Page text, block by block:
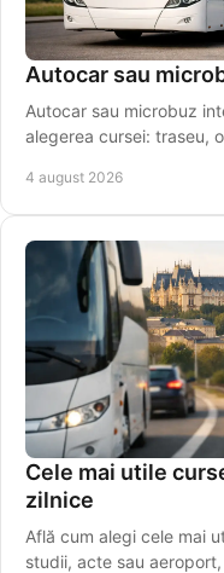
Autocar sau
Autocar sau microbuz
alegerea cursei: traseu,
4 august 2026
Cele mai utile
zilnice
Află cum alegi cele mai
studii, acte sau